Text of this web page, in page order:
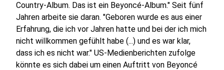
Country-Album. Das ist ein Beyoncé-Album." Seit fünf
Jahren arbeite sie daran. "Geboren wurde es aus einer
Erfahrung, die ich vor Jahren hatte und bei der ich mich
nicht willkommen gefühlt habe (...) und es war klar,
dass ich es nicht war." US-Medienberichten zufolge
könnte es sich dabei um einen Auftritt von Beyoncé